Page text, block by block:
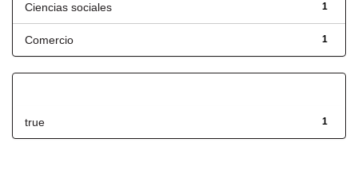
1
Ciencias sociales
1
Comercio
1
true